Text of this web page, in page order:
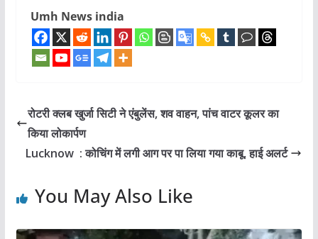
Umh News india
रोटरी क्लब खुर्जा सिटी ने एंबुलेंस, शव वाहन, पांच वाटर कूलर का
किया लोकार्पण
Lucknow : कोचिंग में लगी आग पर पा लिया गया काबू, हाई अलर्ट
You May Also Like